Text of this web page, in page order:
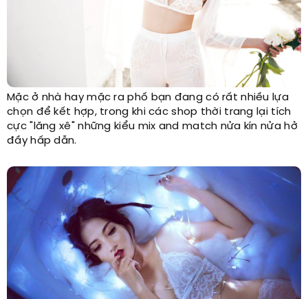
Mặc ở nhà hay mặc ra phố bạn đang có rất nhiều lựa
chọn để kết hợp, trong khi các shop thời trang lại tích
cực "lăng xê" những kiểu mix and match nửa kín nửa hở
đầy hấp dẫn.